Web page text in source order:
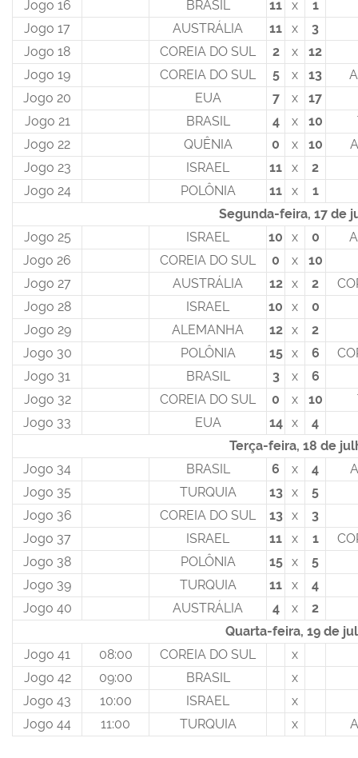
Jogo 16 BRASIL 11 x
1
Jogo 17
AUSTRÁLIA 11 x
3
Jogo 18
COREIA DO SUL 2 x
12
Jogo 19
COREIA DO SUL 5 x 13
Jogo 20
EUA 7 x 17
Jogo 21
BRASIL 4 x 10
Jogo 22
QUÊNIA 0 x 10
Jogo 23
ISRAEL 11 x
2
Jogo 24
POLÔNIA 11 x
1
Segunda-feira, 17 de
Jogo 25
ISRAEL 10 x 0
Jogo 26
COREIA DO SUL 0 x
10
Jogo 27
AUSTRÁLIA 12 x 2
Jogo 28
ISRAEL 10 x
0
Jogo 29
ALEMANHA 12 x
2
Jogo 30
POLÔNIA 15 x 6
Jogo 31
BRASIL 3 x
6
Jogo 32
COREIA DO SUL 0 x 10
Jogo 33
EUA 14 x
4
Terça-feira, 18 de
Jogo 34
BRASIL 6 x 4
Jogo 35
TURQUIA 13 x
5
Jogo 36
COREIA DO SUL 13 x
3
Jogo 37
ISRAEL 11 x 1
Jogo 38
POLÔNIA 15 x
5
Jogo 39
TURQUIA 11 x
4
Jogo 40
AUSTRÁLIA 4 x
2
Quarta-feira, 19 de
Jogo 41
08:00 COREIA DO SUL
x
Jogo 42
09:00 BRASIL
x
Jogo 43
10:00 ISRAEL x
Jogo 44
11:00 TURQUIA x